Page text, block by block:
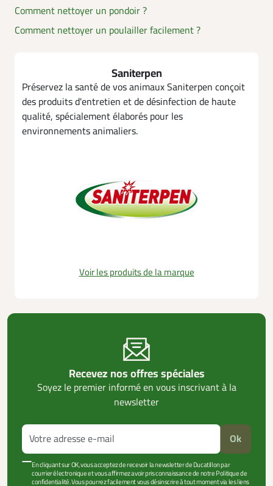
Comment nettoyer un pondoir ?
Comment nettoyer un poulailler facilement ?
Saniterpen
Préservez la santé de vos animaux Saniterpen conçoit
des produits d'entretien et de désinfection de haute
qualité, spécialement élaborés pour les
environnements animaliers.
Voir les produits de la marque
Recevez nos offres spéciales
Soyez le premier informé en vous inscrivant à la
newsletter
Ok
En cliquant sur OK, vous acceptez de recevoir la newsletter de Ducatillon par
courrier électronique et vous affirmez avoir pris connaissance de notre Politique de
confidentialité. Vous pourrez facilement vous désinscrire à tout moment via les liens